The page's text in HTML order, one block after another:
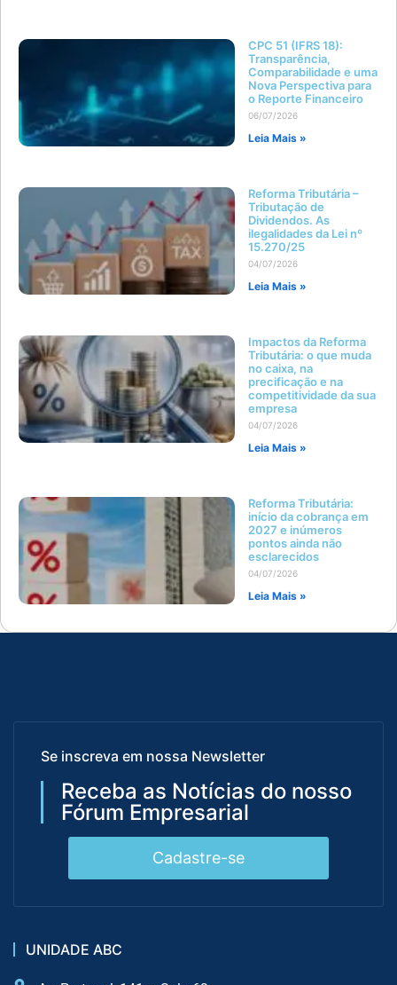
CPC 51 (IFRS 18):
Transparência,
Comparabilidade e uma
Nova Perspectiva para
o Reporte Financeiro
06/07/2026
Leia Mais »
Reforma Tributária –
Tributação de
Dividendos. As
ilegalidades da Lei nº
15.270/25
04/07/2026
Leia Mais »
Impactos da Reforma
Tributária: o que muda
no caixa, na
precificação e na
competitividade da sua
empresa
04/07/2026
Leia Mais »
Reforma Tributária:
início da cobrança em
2027 e inúmeros
pontos ainda não
esclarecidos
04/07/2026
Leia Mais »
Se inscreva em nossa Newsletter
Receba as Notícias do nosso
Fórum Empresarial
Cadastre-se
UNIDADE ABC